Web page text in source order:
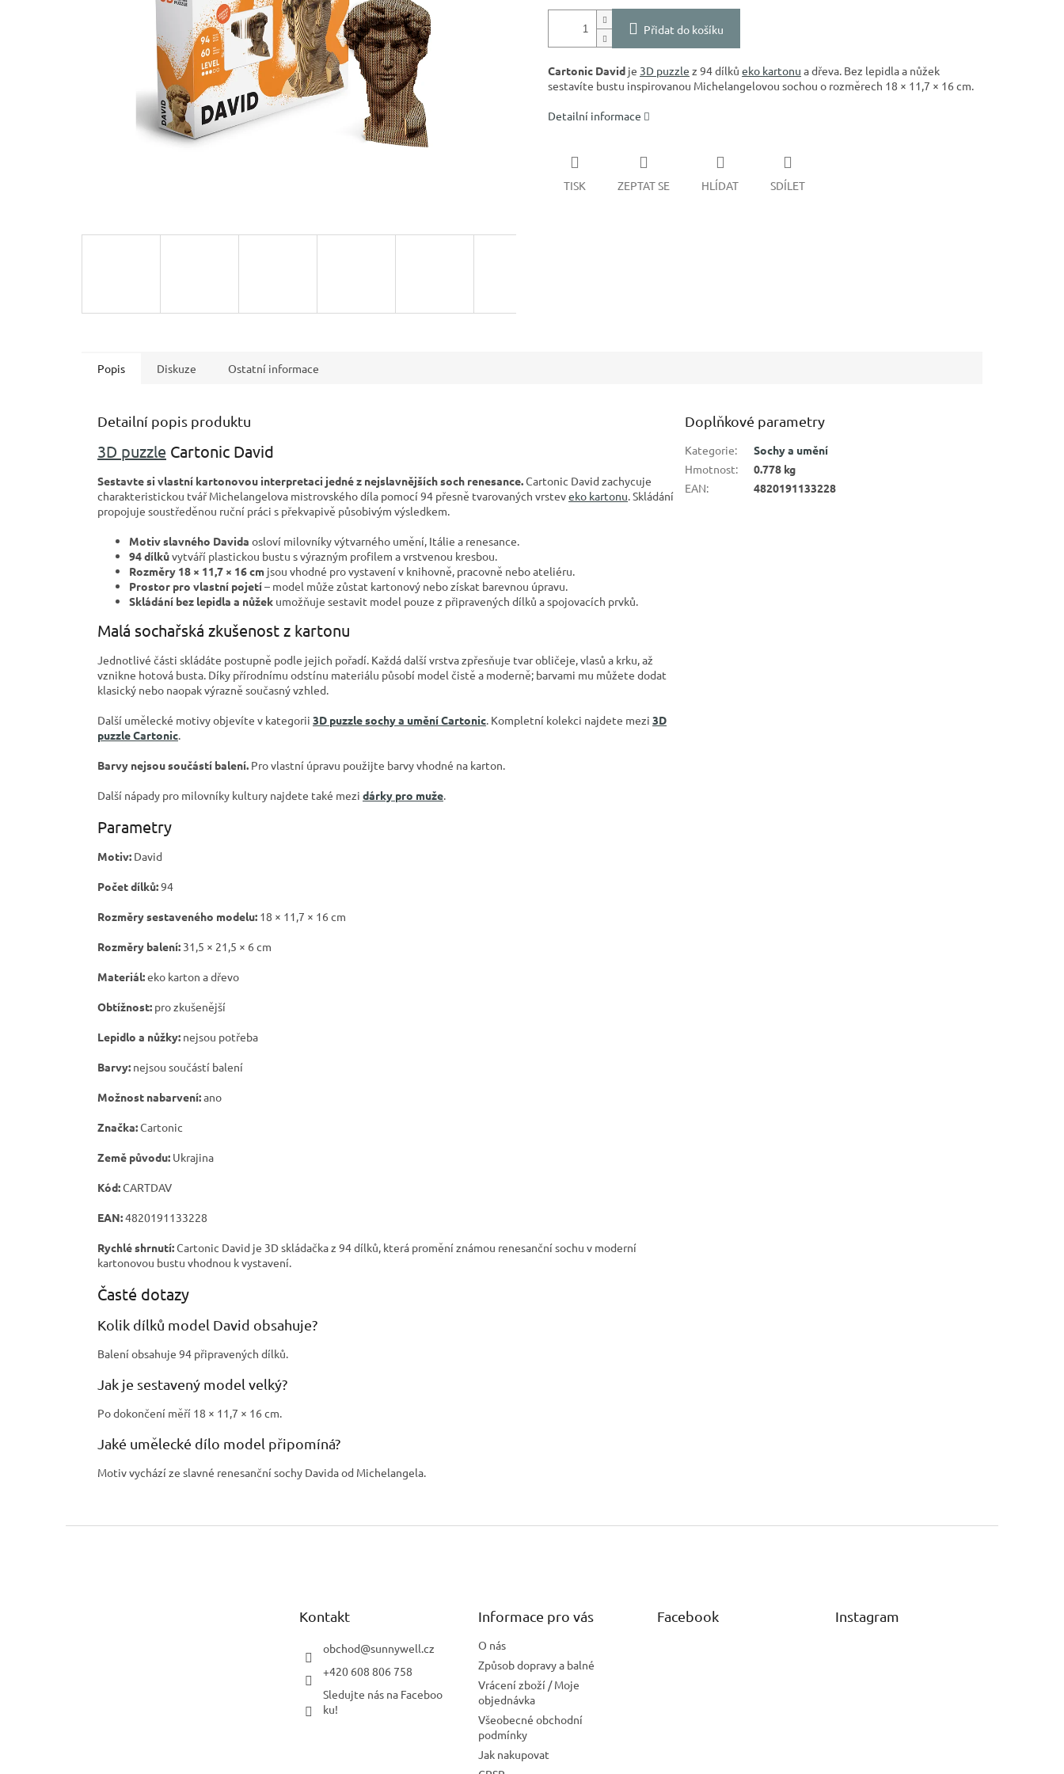
Přidat do košíku
Cartonic David je 3D puzzle z 94 dílků eko kartonu a dřeva. Bez lepidla a nůžek
sestavíte bustu inspirovanou Michelangelovou sochou o rozměrech 18 × 11,7 × 16 cm.
Detailní informace
TISK ZEPTAT SE HLÍDAT SDÍLET
Popis Diskuze Ostatní informace
Detailní popis produktu
3D puzzle Cartonic David
Sestavte si vlastní kartonovou interpretaci jedné z nejslavnějších soch renesance.Cartonic David zachycuje
charakteristickou tvář Michelangelova mistrovského díla pomocí 94 přesně tvarovaných vrsteveko kartonu. Skládání
propojuje soustředěnou ruční práci s překvapivě působivým výsledkem.
Motiv slavného Davida osloví milovníky výtvarného umění, Itálie a renesance.
94 dílkůvytváří plastickou bustu s výrazným profilem a vrstvenou kresbou.
Rozměry 18 × 11,7 × 16 cm jsou vhodné pro vystavení v knihovně, pracovně nebo ateliéru.
Prostor pro vlastní pojetí– model může zůstat kartonový nebo získat barevnou úpravu.
Skládání bez lepidla a nůžek umožňuje sestavit model pouze z připravených dílků a spojovacích prvků.
Malá sochařská zkušenost z kartonu
Jednotlivé části skládáte postupně podle jejich pořadí. Každá další vrstva zpřesňuje tvar obličeje, vlasů a krku, až
vznikne hotová busta. Díky přírodnímu odstínu materiálu působí model čistě a moderně; barvami mu můžete dodat
klasický nebo naopak výrazně současný vzhled.
Další umělecké motivy objevíte v kategorii 3D puzzle sochy a umění Cartonic. Kompletní kolekci najdete mezi 3D
puzzle Cartonic.
Barvy nejsou součástí balení. Pro vlastní úpravu použijte barvy vhodné na karton.
Další nápady pro milovníky kultury najdete také mezi dárky pro muže.
Parametry
Motiv: David
Počet dílků:94
Rozměry sestaveného modelu: 18 × 11,7 × 16 cm
Rozměry balení: 31,5 × 21,5 × 6 cm
Materiál:eko karton a dřevo
Obtížnost: pro zkušenější
Lepidlo a nůžky: nejsou potřeba
Barvy: nejsou součástí balení
Možnost nabarvení:ano
Značka:Cartonic
Země původu: Ukrajina
Kód:CARTDAV
EAN:4820191133228
Rychlé shrnutí:Cartonic David je 3D skládačka z 94 dílků, která promění známou renesanční sochu v moderní
kartonovou bustu vhodnou k vystavení.
Časté dotazy
Kolik dílků model David obsahuje?
Balení obsahuje 94 připravených dílků.
Jak je sestavený model velký?
Po dokončení měří 18 × 11,7 × 16 cm.
Jaké umělecké dílo model připomíná?
Motiv vychází ze slavné renesanční sochy Davida od Michelangela.
Doplňkové parametry
Kategorie:
Sochy a umění
Hmotnost:
0.778 kg
EAN: 4820191133228
Kontakt
obchod@sunnywell.cz
+420 608 806 758
Sledujte nás na Faceboo
ku!
Informace pro vás
O nás
Způsob dopravy a balné
Vrácení zboží / Moje
objednávka
Všeobecné obchodní
podmínky
Jak nakupovat
Facebook Instagram